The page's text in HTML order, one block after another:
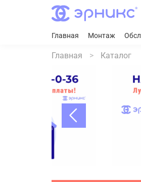
Главная Монтаж
Главная Каталог